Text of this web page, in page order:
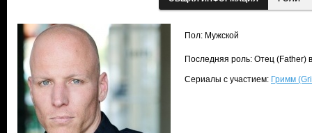
Пол: Мужской
Последняя роль: Отец (Father)
Сериалы с участием: Гримм